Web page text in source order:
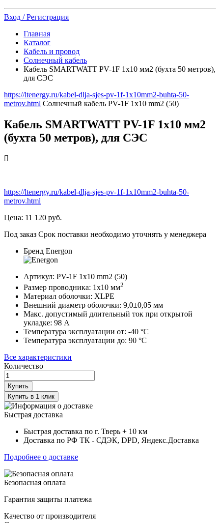
Вход / Регистрация
Главная
Каталог
Кабель и провод
Солнечный кабель
Кабель SMARTWATT PV-1F 1x10 мм2 (бухта 50 метров),
для СЭС
https://ltenergy.ru/kabel-dlja-sjes-pv-1f-1x10mm2-buhta-50-
metrov.html Солнечный кабель PV-1F 1x10 mm2 (50)
Кабель SMARTWATT PV-1F 1x10 мм2
(бухта 50 метров), для СЭС
https://ltenergy.ru/kabel-dlja-sjes-pv-1f-1x10mm2-buhta-50-
metrov.html
Цена: 11 120 руб.
Под заказ Срок поставки необходимо уточнять у менеджера
Бренд Energon
Артикул: PV-1F 1x10 mm2 (50)
Размер проводника: 1х10 мм2
Материал оболочки: XLPE
Внешний диаметр оболочки: 9,0±0,05 мм
Макс. допустимый длительный ток при открытой
укладке: 98 A
Температура эксплуатации от: -40 °С
Температура эксплуатации до: 90 °С
Все характеристики
Количество
Купить
Купить в 1 клик
Быстрая доставка
Быстрая доставка по г. Тверь + 10 км
Доставка по РФ ТК - СДЭК, DPD, Яндекс.Доставка
Подробнее о доставке
Безопасная оплата
Гарантия защиты платежа
Качество от производителя